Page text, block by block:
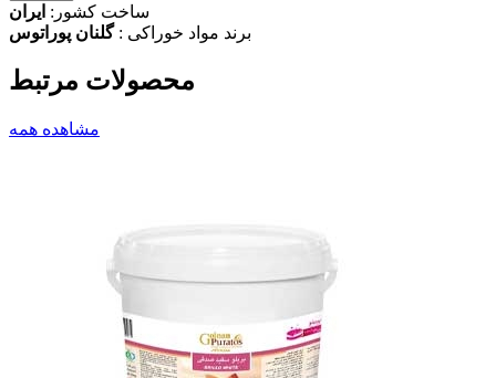
ساخت کشور: ایران
برند مواد خوراکی :گلنان پوراتوس
محصولات مرتبط
مشاهده همه